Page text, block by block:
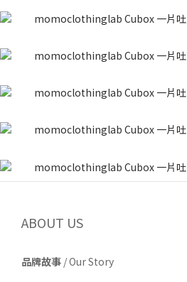
ABOUT US
品牌故事 /Our Story